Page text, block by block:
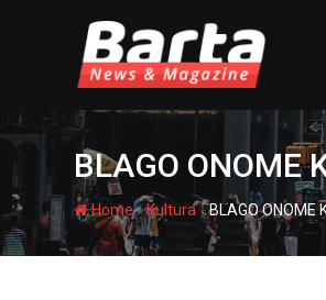
BLAGO ONOME
Home-Kultura-BLAGO ONOME